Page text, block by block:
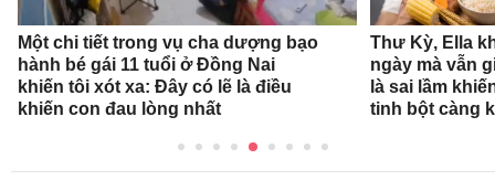
Một chi tiết trong vụ cha dượng bạo
hành bé gái 11 tuổi ở Đồng Nai
khiến tôi xót xa: Đây có lẽ là điều
khiến con đau lòng nhất
Thư Kỳ, Ella
ngày mà vẫn
là sai lầm
tinh bột càng